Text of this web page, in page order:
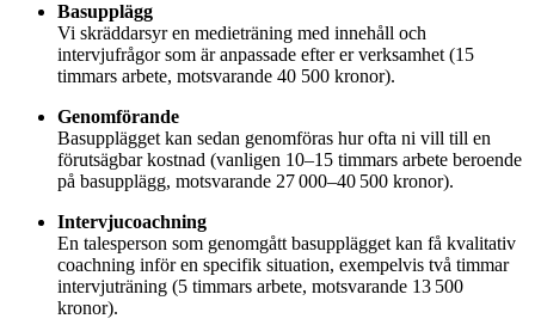
Basupplägg
Vi skräddarsyr en medieträning med innehåll och
intervjufrågor som är anpassade efter er verksamhet (15
timmars arbete, motsvarande 40 500 kronor).
Genomförande
Basupplägget kan sedan genomföras hur ofta ni vill till en
förutsägbar kostnad (vanligen 10–15 timmars arbete beroende
på basupplägg, motsvarande 27 000–40 500 kronor).
Intervjucoachning
En talesperson som genomgått basupplägget kan få kvalitativ
coachning inför en specifik situation, exempelvis två timmar
intervjuträning (5 timmars arbete, motsvarande 13 500
kronor).